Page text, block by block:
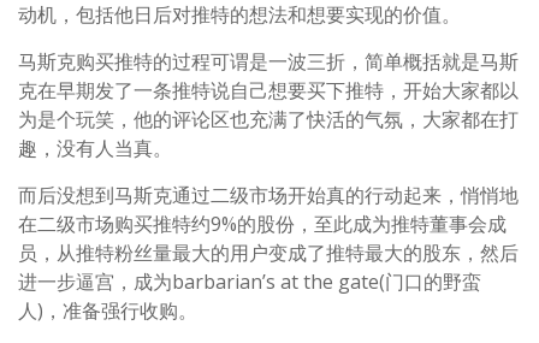
动机，包括他日后对推特的想法和想要实现的价值。
马斯克购买推特的过程可谓是一波三折，简单概括就是马斯
克在早期发了一条推特说自己想要买下推特，开始大家都以
为是个玩笑，他的评论区也充满了快活的气氛，大家都在打
趣，没有人当真。
而后没想到马斯克通过二级市场开始真的行动起来，悄悄地
在二级市场购买推特约9%的股份，至此成为推特董事会成
员，从推特粉丝量最大的用户变成了推特最大的股东，然后
进一步逼宫，成为barbarian’s at the gate(门口的野蛮
人)，准备强行收购。